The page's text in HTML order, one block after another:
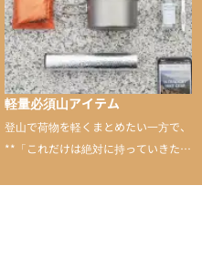
軽量必須山アイテム
登山で荷物を軽くまとめたい一方で、
**「これだけは絶対に持っていきた